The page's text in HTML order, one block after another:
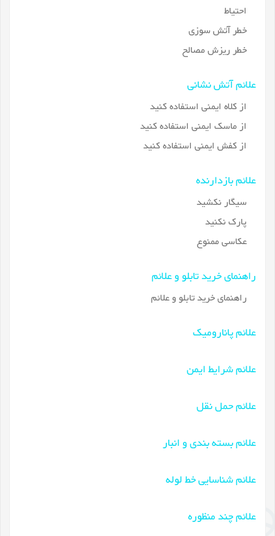
احتیاط
خطر آتش سوزی
خطر ریزش مصالح
علائم آتش نشانی
از کلاه ایمنی استفاده کنید
از ماسک ایمنی استفاده کنید
از کفش ایمنی استفاده کنید
علائم بازدارنده
سیگار نکشید
پارک نکنید
عکاسی ممنوع
راهنمای خرید تابلو و علائم
راهنمای خرید تابلو و علائم
علائم پانارومیک
علائم شرایط ایمن
علائم حمل نقل
علائم بسته بندی و انبار
علائم شناسایی خط لوله
علائم چند منظوره